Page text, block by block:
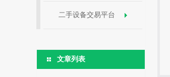
二手设备交易平台
文章列表